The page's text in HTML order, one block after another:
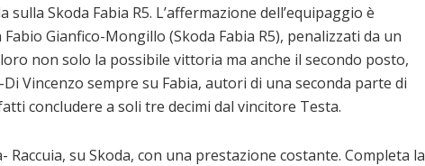
Skoda Fabia R5. L’affermazione dell’equipaggio è
Gianfico-Mongillo (Skoda Fabia R5), penalizzati da un
non solo la possibile vittoria ma anche il secondo posto,
Vincenzo sempre su Fabia, autori di una seconda parte di
concludere a soli tre decimi dal vincitore Testa.
su Skoda, con una prestazione costante. Completa la